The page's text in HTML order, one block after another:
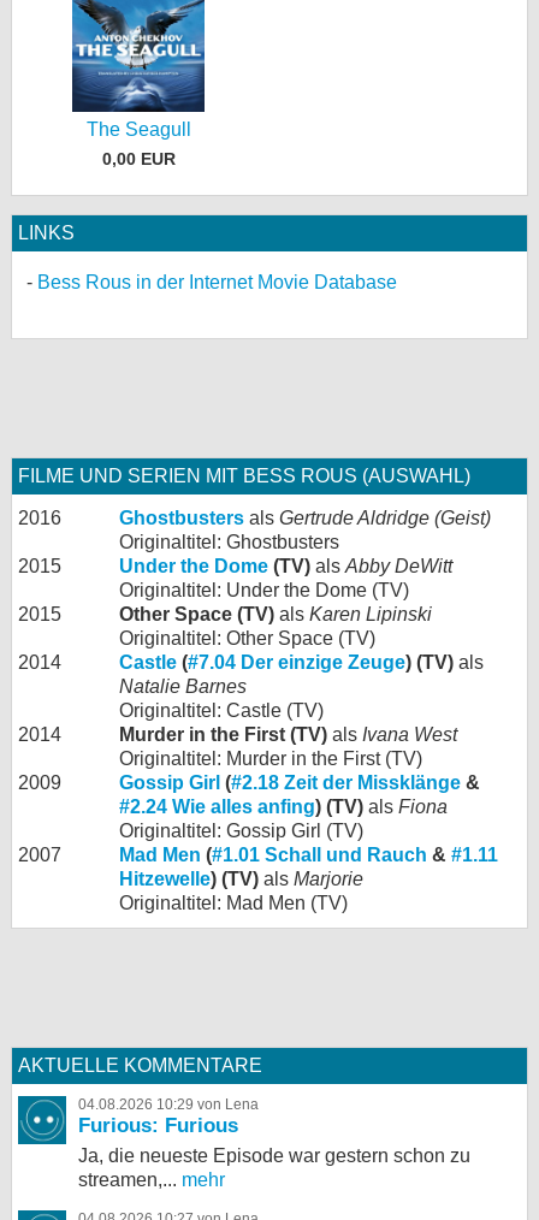
The Seagull
0,00 EUR
LINKS
Bess Rous in der Internet Movie Database
FILME UND SERIEN MIT BESS ROUS (AUSWAHL)
2016 Ghostbusters als Gertrude Aldridge (Geist)
Originaltitel: Ghostbusters
2015
Under the Dome (TV) als Abby DeWitt
Originaltitel: Under the Dome (TV)
2015
Other Space (TV) als Karen Lipinski
Originaltitel: Other Space (TV)
2014
Castle (#7.04 Der einzige Zeuge) (TV) als
Natalie Barnes
Originaltitel: Castle (TV)
2014
Murder in the First (TV) als Ivana West
Originaltitel: Murder in the First (TV)
2009
Gossip Girl (#2.18 Zeit der Missklänge &
#2.24 Wie alles anfing) (TV) als Fiona
Originaltitel: Gossip Girl (TV)
2007
Mad Men (#1.01 Schall und Rauch & #1.11
Hitzewelle) (TV) als Marjorie
Originaltitel: Mad Men (TV)
AKTUELLE KOMMENTARE
04.08.2026 10:29 von Lena
Furious: Furious
Ja, die neueste Episode war gestern schon zu
streamen,... mehr